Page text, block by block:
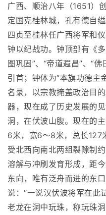
广西、顺治八年（1651）
定国克桂林城，孔有德自
四贞至桂林任广西将军和
钟以纪战功。钟顶部有《
图巩固”、“帝道遐昌”、“
引首；钟体为“本旗功德主
名录，以宗教掩盖政治目
器，现在成了历史发展的
洞，在伏波山腹。现在的
6米，宽6～8米，总长127
受北西向南北两组裂隙制
溶解与冲刷发育形成，距
东向，唯有泛舟而进的东
说：“一说汉伏波将军在此
老龙在洞中玩珠，称玩珠